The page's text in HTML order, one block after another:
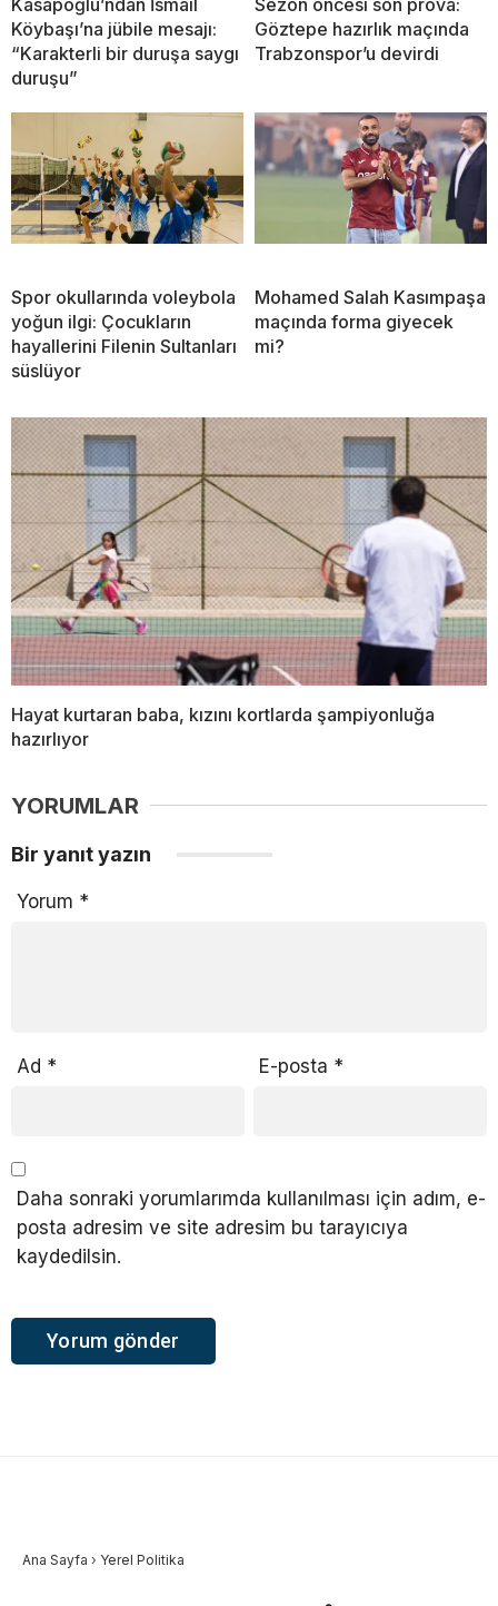
Kasapoğlu’ndan İsmail
Köybaşı’na jübile mesajı:
“Karakterli bir duruşa saygı
duruşu”
Sezon öncesi son prova:
Göztepe hazırlık maçında
Trabzonspor’u devirdi
Spor okullarında voleybola
yoğun ilgi: Çocukların
hayallerini Filenin Sultanları
süslüyor
Mohamed Salah Kasımpaşa
maçında forma giyecek
mi?
Hayat kurtaran baba, kızını kortlarda şampiyonluğa
hazırlıyor
YORUMLAR
Bir yanıt yazın
Yorum *
Ad * E-posta *
Daha sonraki yorumlarımda kullanılması için adım, e-
posta adresim ve site adresim bu tarayıcıya
kaydedilsin.
Ana Sayfa › Yerel Politika